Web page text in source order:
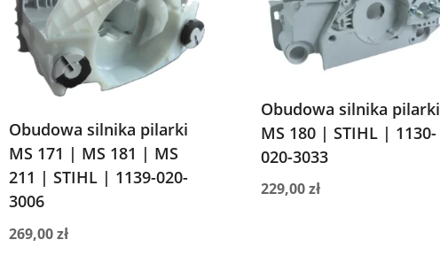
Obudowa silnika pilarki
MS 171 | MS 181 | MS
211 | STIHL | 1139-020-
3006
269,00zł
Obudowa silnika pilarki
MS 180 | STIHL | 1130-
020-3033
229,00zł